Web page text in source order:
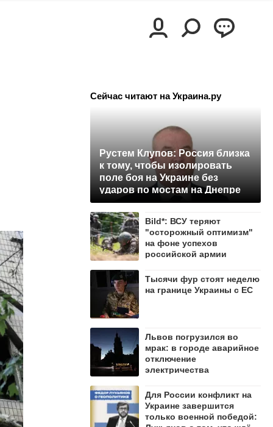
Сейчас читают на Украина.ру
Рустем Клупов: Россия близка
к тому, чтобы изолировать
поле боя на Украине без
ударов по мостам на Днепре
Bild*: ВСУ теряют
"осторожный оптимизм"
на фоне успехов
российской армии
Тысячи фур стоят неделю
на границе Украины с ЕС
Львов погрузился во
мрак: в городе аварийное
отключение
электричества
Для России конфликт на
Украине завершится
только военной победой: